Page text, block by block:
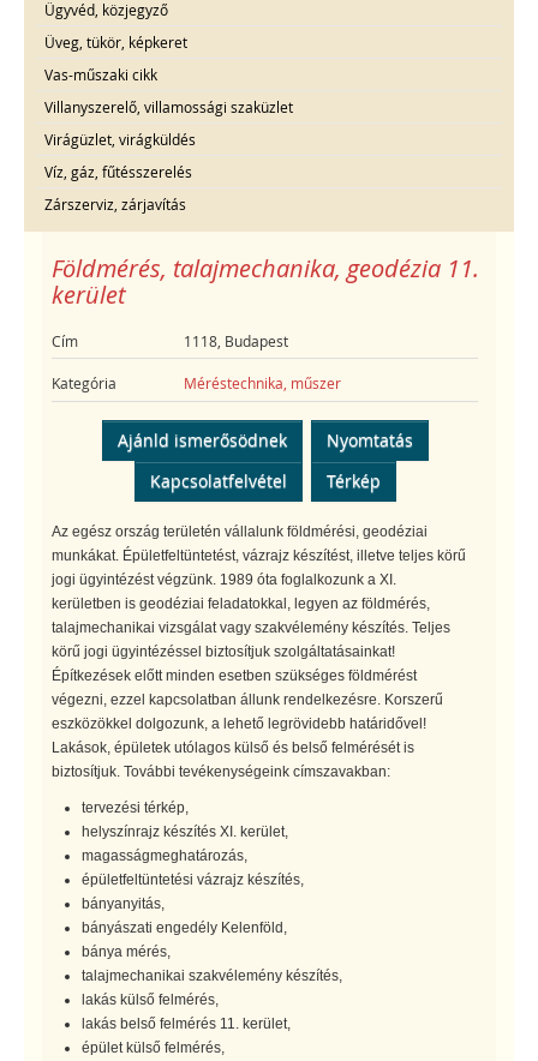
Ügyvéd, közjegyző
Üveg, tükör, képkeret
Vas-műszaki cikk
Villanyszerelő, villamossági szaküzlet
Virágüzlet, virágküldés
Víz, gáz, fűtésszerelés
Zárszerviz, zárjavítás
Földmérés, talajmechanika, geodézia 11.
kerület
Cím 1118, Budapest
Kategória Méréstechnika, műszer
Ajánld ismerősödnek
Nyomtatás
Kapcsolatfelvétel
Térkép
Az egész ország területén vállalunk földmérési, geodéziai
munkákat. Épületfeltüntetést, vázrajz készítést, illetve teljes körű
jogi ügyintézést végzünk. 1989 óta foglalkozunk a XI.
kerületben is geodéziai feladatokkal, legyen az földmérés,
talajmechanikai vizsgálat vagy szakvélemény készítés. Teljes
körű jogi ügyintézéssel biztosítjuk szolgáltatásainkat!
Építkezések előtt minden esetben szükséges földmérést
végezni, ezzel kapcsolatban állunk rendelkezésre. Korszerű
eszközökkel dolgozunk, a lehető legrövidebb határidővel!
Lakások, épületek utólagos külső és belső felmérését is
biztosítjuk. További tevékenységeink címszavakban:
tervezési térkép,
helyszínrajz készítés XI. kerület,
magasságmeghatározás,
épületfeltüntetési vázrajz készítés,
bányanyitás,
bányászati engedély Kelenföld,
bánya mérés,
talajmechanikai szakvélemény készítés,
lakás külső felmérés,
lakás belső felmérés 11. kerület,
épület külső felmérés,